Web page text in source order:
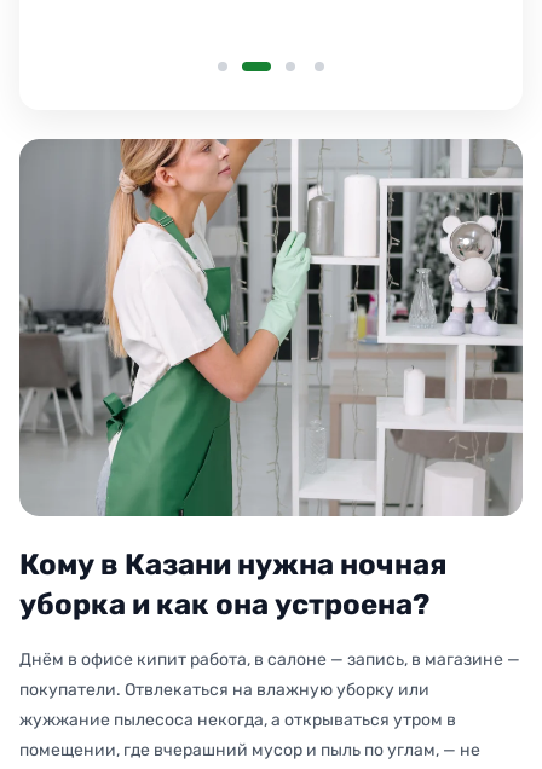
Кому в Казани нужна ночная
уборка и как она устроена?
Днём в офисе кипит работа, в салоне — запись, в магазине —
покупатели. Отвлекаться на влажную уборку или
жужжание пылесоса некогда, а открываться утром в
помещении, где вчерашний мусор и пыль по углам, — не